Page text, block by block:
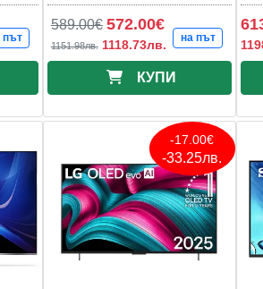
път
589.00€ 572.00€
1151.98лв. 1118.73лв. на път
КУПИ
IPS
-17.00€
-33.25лв.